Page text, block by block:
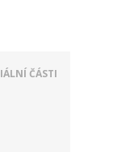
ČÁSTI